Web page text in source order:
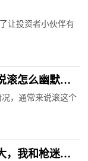
让投资者小伙伴有
滚怎么幽默机
，通常来说滚这个
，我和枪迷有